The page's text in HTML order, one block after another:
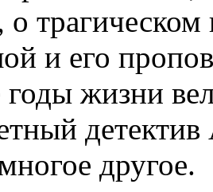
трагическом
и его
годы жизни
детектив
другое.